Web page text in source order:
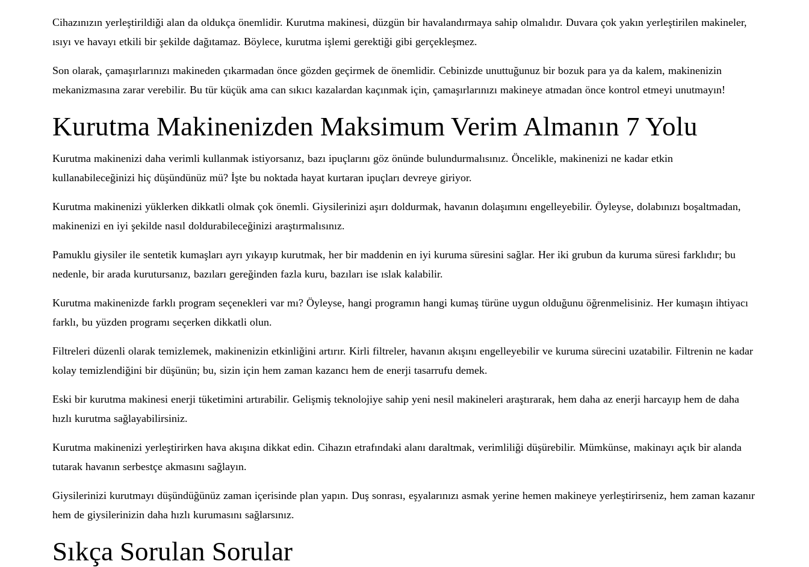
Cihazınızın yerleştirildiği alan da oldukça önemlidir. Kurutma makinesi, düzgün bir havalandırmaya sahip olmalıdır. Duvara çok yakın yerleştirilen makineler,
ısıyı ve havayı etkili bir şekilde dağıtamaz. Böylece, kurutma işlemi gerektiği gibi gerçekleşmez.
Son olarak, çamaşırlarınızı makineden çıkarmadan önce gözden geçirmek de önemlidir. Cebinizde unuttuğunuz bir bozuk para ya da kalem, makinenizin
mekanizmasına zarar verebilir. Bu tür küçük ama can sıkıcı kazalardan kaçınmak için, çamaşırlarınızı makineye atmadan önce kontrol etmeyi unutmayın!
Kurutma Makinenizden Maksimum Verim Almanın 7 Yolu
Kurutma makinenizi daha verimli kullanmak istiyorsanız, bazı ipuçlarını göz önünde bulundurmalısınız. Öncelikle, makinenizi ne kadar etkin
kullanabileceğinizi hiç düşündünüz mü? İşte bu noktada hayat kurtaran ipuçları devreye giriyor.
Kurutma makinenizi yüklerken dikkatli olmak çok önemli. Giysilerinizi aşırı doldurmak, havanın dolaşımını engelleyebilir. Öyleyse, dolabınızı boşaltmadan,
makinenizi en iyi şekilde nasıl doldurabileceğinizi araştırmalısınız.
Pamuklu giysiler ile sentetik kumaşları ayrı yıkayıp kurutmak, her bir maddenin en iyi kuruma süresini sağlar. Her iki grubun da kuruma süresi farklıdır; bu
nedenle, bir arada kurutursanız, bazıları gereğinden fazla kuru, bazıları ise ıslak kalabilir.
Kurutma makinenizde farklı program seçenekleri var mı? Öyleyse, hangi programın hangi kumaş türüne uygun olduğunu öğrenmelisiniz. Her kumaşın ihtiyacı
farklı, bu yüzden programı seçerken dikkatli olun.
Filtreleri düzenli olarak temizlemek, makinenizin etkinliğini artırır. Kirli filtreler, havanın akışını engelleyebilir ve kuruma sürecini uzatabilir. Filtrenin ne kadar
kolay temizlendiğini bir düşünün; bu, sizin için hem zaman kazancı hem de enerji tasarrufu demek.
Eski bir kurutma makinesi enerji tüketimini artırabilir. Gelişmiş teknolojiye sahip yeni nesil makineleri araştırarak, hem daha az enerji harcayıp hem de daha
hızlı kurutma sağlayabilirsiniz.
Kurutma makinenizi yerleştirirken hava akışına dikkat edin. Cihazın etrafındaki alanı daraltmak, verimliliği düşürebilir. Mümkünse, makinayı açık bir alanda
tutarak havanın serbestçe akmasını sağlayın.
Giysilerinizi kurutmayı düşündüğünüz zaman içerisinde plan yapın. Duş sonrası, eşyalarınızı asmak yerine hemen makineye yerleştirirseniz, hem zaman kazanır
hem de giysilerinizin daha hızlı kurumasını sağlarsınız.
Sıkça Sorulan Sorular